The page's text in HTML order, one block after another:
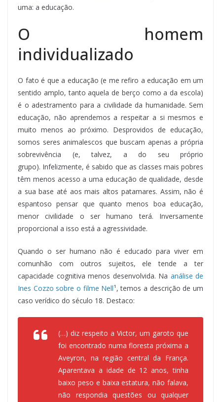
uma: a educação.
O homem
individualizado
O fato é que a educação (e me refiro a educação em um
sentido amplo, tanto aquela de berço como a da escola)
é o adestramento para a civilidade da humanidade. Sem
educação, não aprendemos a respeitar a si mesmos e
muito menos ao próximo. Desprovidos de educação,
somos seres animalescos que buscam apenas a própria
sobrevivência (e, talvez, a do seu próprio
grupo). Infelizmente, é sabido que as classes mais pobres
têm menos acesso a uma educação de qualidade, desde
a sua base até aos mais altos patamares. Assim, não é
espantoso pensar que quanto menos boa educação,
menor civilidade o ser humano terá. Inversamente
proporcional a isso está a agressividade.
Quando o ser humano não é educado para viver em
comunhão com outros sujeitos, ele tende a ter
capacidade cognitiva menos desenvolvida. Na análise de
Ines Cozzo sobre o filme Nell¹, temos a descrição de um
caso verídico do século 18. Destaco:
(…) diz respeito a Victor, um garoto que
foi encontrado numa floresta próxima a
Aveyron, na região central da França.
Aparentava a idade de 12 anos, tinha
baixo peso e baixa estatura, não falava,
não respondia questões ou qualquer